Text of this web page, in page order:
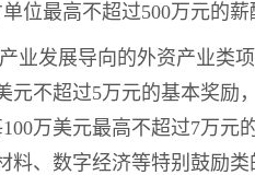
位最高不超过500万元的薪
业发展导向的外资产业类
元不超过5万元的基本奖励
万美元最高不超过7万元
料、数字经济等特别鼓励